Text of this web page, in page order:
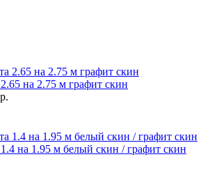
на 2.75 м графит скин
на 1.95 м белый скин / графит скин